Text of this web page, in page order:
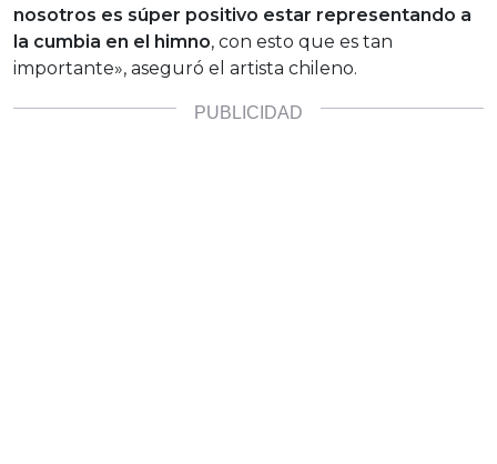
nosotros es súper positivo estar representando a
la cumbia en el himno, con esto que es tan
importante», aseguró el artista chileno.